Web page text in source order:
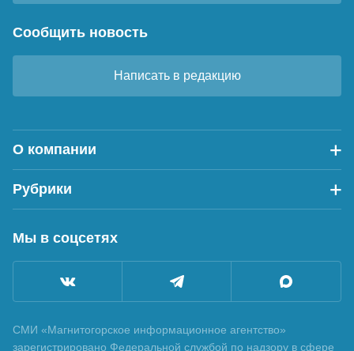
Сообщить новость
Написать в редакцию
О компании
Рубрики
Мы в соцсетях
СМИ «Магнитогорское информационное агентство»
зарегистрировано Федеральной службой по надзору в сфере